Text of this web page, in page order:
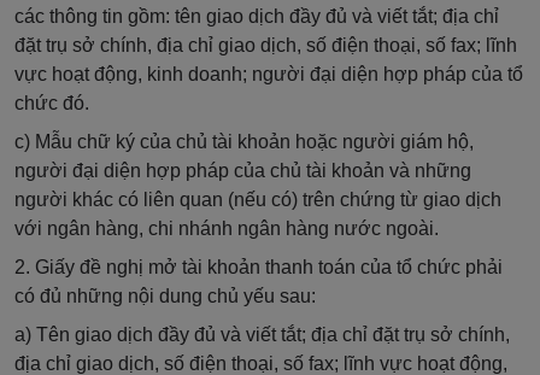
các thông tin gồm: tên giao dịch đầy đủ và viết tắt; địa chỉ
đặt trụ sở chính, địa chỉ giao dịch, số điện thoại, số fax; lĩnh
vực hoạt động, kinh doanh; người đại diện hợp pháp của tổ
chức đó.
c) Mẫu chữ ký của chủ tài khoản hoặc người giám hộ,
người đại diện hợp pháp của chủ tài khoản và những
người khác có liên quan (nếu có) trên chứng từ giao dịch
với ngân hàng, chi nhánh ngân hàng nước ngoài.
2. Giấy đề nghị mở tài khoản thanh toán của tổ chức phải
có đủ những nội dung chủ yếu sau:
a) Tên giao dịch đầy đủ và viết tắt; địa chỉ đặt trụ sở chính,
địa chỉ giao dịch, số điện thoại, số fax; lĩnh vực hoạt động,